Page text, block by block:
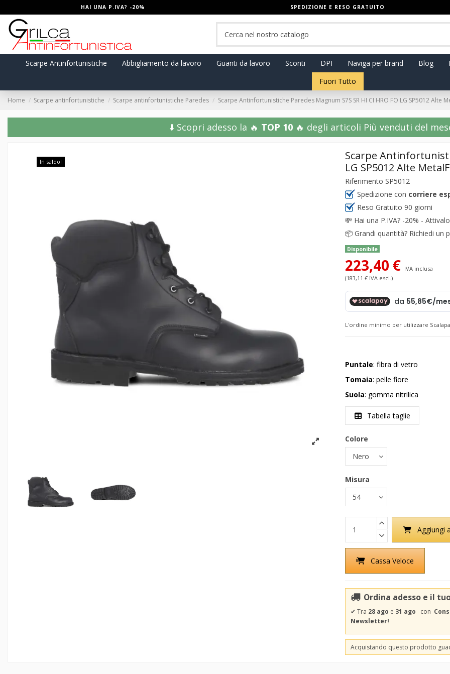
HAI UNA P.IVA? -20% SPEDIZIONE E RESO GRATUITO
Scarpe Antinfortunistiche
Abbigliamento da lavoro Guanti da lavoro Sconti DPI Naviga per brand Blog
Fuori Tutto
Home Scarpe antinfortunistiche Scarpe antinfortunistiche Paredes Scarpe Antinfortunistiche Paredes Magnum S7S SR HI CI HRO FO LG SP5012 Alte
⬇️ Scopri adesso la 🔥 TOP 10🔥 degli articoli Più venduti del
In saldo!
Scarpe
LG SP5012 Alte
Riferimento SP5012
Spedizione con corriere
Reso Gratuito 90 giorni
💸 Hai una P.IVA? -20% -
📦 Grandi quantità? Richiedi un
Disponibile
223,40 € IVA inclusa
(183,11 € IVA escl.)
L'ordine minimo per utilizzare
Puntale: fibra di vetro
Tomaia: pelle fiore
Suola: gomma nitrilica
Tabella taglie
Colore
Misura
Aggiungi
Cassa Veloce
Ordina adesso e il
✔ Tra 28 ago e 31 ago con
Newsletter!
Acquistando questo prodotto